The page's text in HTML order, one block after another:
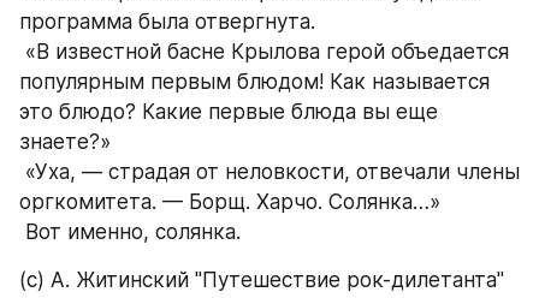
программа была отвергнута.
популярным первым блюдом! Как называется
это блюдо? Какие первые блюда вы еще
знаете?»
оргкомитета. — Борщ. Харчо. Солянка…»
Вот именно, солянка.
(c) А. Житинский "Путешествие рок-дилетанта"